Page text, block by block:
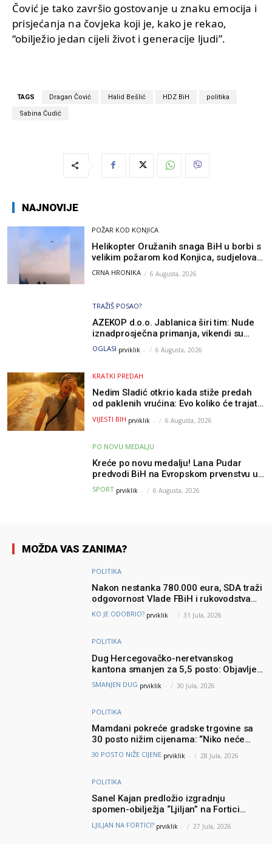
Čović je tako završio gostovanje u znaku emocija i
prisjećanja na čovjeka koji je, kako je rekao,
“obilježio jedan cijeli život i generacije ljudi”.
TAGS Dragan Čović Halid Bešlić HDZ BiH politika
Sabina Ćudić
NAJNOVIJE
POŽAR KOD KONJICA
Helikopter Oružanih snaga BiH u borbi s
velikim požarom kod Konjica, sudjelovao
i Air Tractor
CRNA HRONIKA 6 Augusta, 2026
TRAŽIŠ POSAO?
AZEKOP d.o.o. Jablanica širi tim: Nude
iznadprosječna primanja, vikendi su
slobodni, traži se više radnika
OGLASI prviklik - 6 Augusta, 2026
KRATKI PREDAH
Nedim Sladić otkrio kada stiže predah
od paklenih vrućina: Evo koliko će trajati
osvježenje u BiH
VIJESTI BIH prviklik - 6 Augusta, 2026
PO NOVU MEDALJU
Kreće po novu medalju! Lana Pudar
predvodi BiH na Evropskom prvenstvu u
Parizu
SPORT prviklik - 6 Augusta, 2026
MOŽDA VAS ZANIMA?
POLITIKA
Nakon nestanka 780.000 eura, SDA traži
odgovornost Vlade FBiH i rukovodstva
Igmana
KO JE ODOBRIO? prviklik - 31 Jula, 2026
POLITIKA
Dug Hercegovačko-neretvanskog
kantona smanjen za 5,5 posto: Objavljeni
najnoviji podaci Ministarstva finansija
SMANJEN DUG prviklik - 30 Jula, 2026
POLITIKA
Mamdani pokreće gradske trgovine sa
30 posto nižim cijenama: “Niko neće
brinuti može li prehraniti svoju porodicu”
30 POSTO NIŽE CIJENE prviklik - 28 Jula, 2026
POLITIKA
Sanel Kajan predložio izgradnju
spomen-obilježja “Ljiljan” na Fortici
iznad Mostara – Podšku ideji dao i
Muhamed ef. Velić
LJILJAN NA FORTICI? prviklik - 27 Jula, 2026